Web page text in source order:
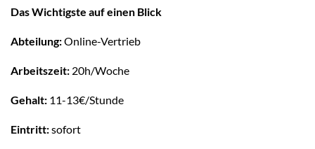
Das Wichtigste auf einen Blick
Abteilung:Online-Vertrieb
Arbeitszeit: 20h/Woche
Gehalt: 11-13€/Stunde
Eintritt:sofort